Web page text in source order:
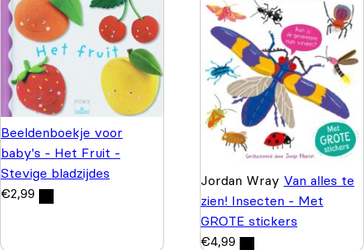
Beeldenboekje voor
baby's - Het Fruit -
Stevige bladzijdes
€2,99
Jordan Wray Van alles te
zien! Insecten - Met
GROTE stickers
€4,99